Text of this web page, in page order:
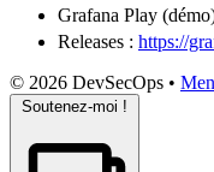
Grafana Play
Releases : https://
© 2026 DevSecOps •
Soutenez-moi !